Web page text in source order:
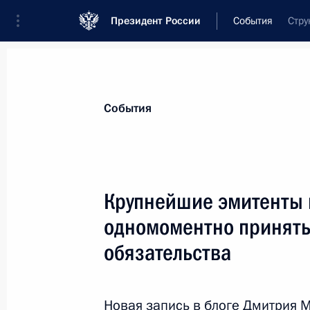
Президент России События
Новости
Телефонный разговор с
Бердымухамедовым
События
Крупнейшие
одномоментно
обязательства
Новая запись в блоге Дмитрия